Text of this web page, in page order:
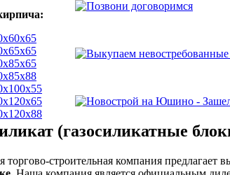
(газосиликатные
торгово-строительная компания предлагает